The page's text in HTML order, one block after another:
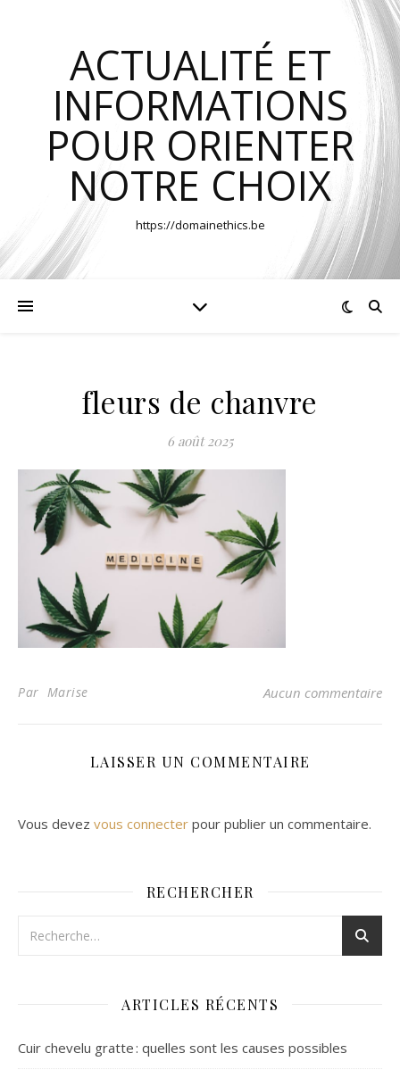
ACTUALITÉ ET
INFORMATIONS
POUR ORIENTER
NOTRE CHOIX
https://domainethics.be
fleurs de chanvre
6 août 2025
Par Marise Aucun commentaire
LAISSER UN COMMENTAIRE
Vous devez vous connecter pour publier un commentaire.
RECHERCHER
ARTICLES RÉCENTS
Cuir chevelu gratte : quelles sont les causes possibles